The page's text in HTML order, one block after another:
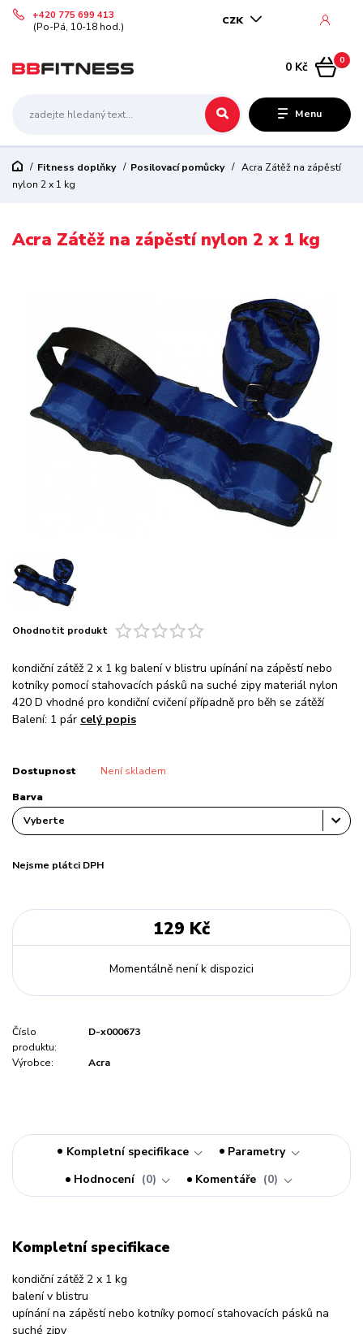
Menu
CZK
+420 775 699 413
(Po-Pá, 10-18 hod.)
0
0 Kč
Fitness doplňky Posilovací pomůcky
Acra Zátěž na zápěstí
nylon 2 x 1 kg
Acra Zátěž na zápěstí nylon 2 x 1 kg
Ohodnotit produkt
kondiční zátěž 2 x 1 kg balení v blistru upínání na zápěstí nebo
kotníky pomocí stahovacích pásků na suché zipy materiál nylon
420 D vhodné pro kondiční cvičení případně pro běh se zátěží
Balení: 1 pár celý popis
Dostupnost Není skladem
Barva
Nejsme plátci DPH
129 Kč
Momentálně není k dispozici
Číslo
produktu:
D-x000673
Výrobce: Acra
Kompletní specifikace
Parametry
Hodnocení
0 Komentáře 0
Kompletní specifikace
kondiční zátěž 2 x 1 kg
balení v blistru
upínání na zápěstí nebo kotníky pomocí stahovacích pásků na
suché zipy